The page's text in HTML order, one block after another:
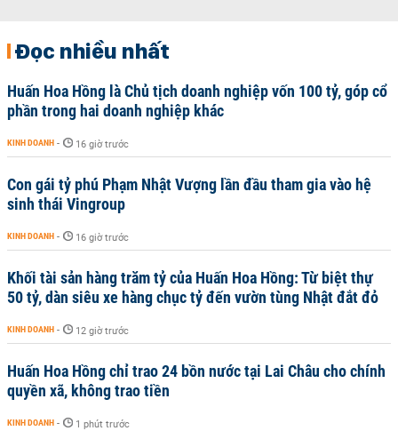
Đọc nhiều nhất
Huấn Hoa Hồng là Chủ tịch doanh nghiệp vốn 100 tỷ, góp cổ
phần trong hai doanh nghiệp khác
KINH DOANH - 16 giờ trước
Con gái tỷ phú Phạm Nhật Vượng lần đầu tham gia vào hệ
sinh thái Vingroup
KINH DOANH - 16 giờ trước
Khối tài sản hàng trăm tỷ của Huấn Hoa Hồng: Từ biệt thự
50 tỷ, dàn siêu xe hàng chục tỷ đến vườn tùng Nhật đắt đỏ
KINH DOANH - 12 giờ trước
Huấn Hoa Hồng chỉ trao 24 bồn nước tại Lai Châu cho chính
quyền xã, không trao tiền
KINH DOANH - 1 phút trước